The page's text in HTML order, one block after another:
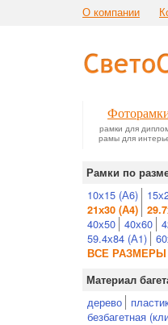
О компании
рамки для
рамы для
Рамки по
10х15 (А6)
21х30 (А4)
40х50 40х60
59.4х84 (А1)
ВСЕ РАЗМЕРЫ
Материал
дерево
безбагетная